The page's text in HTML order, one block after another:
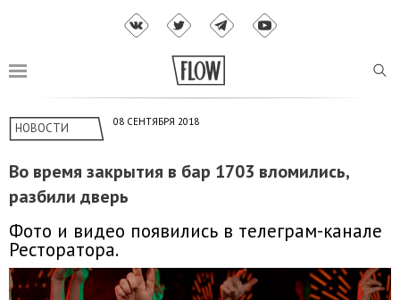
НОВОСТИ 08 СЕНТЯБРЯ 2018
Во время закрытия в бар 1703 вломились,
разбили дверь
Фото и видео появились в телеграм-канале
Ресторатора.